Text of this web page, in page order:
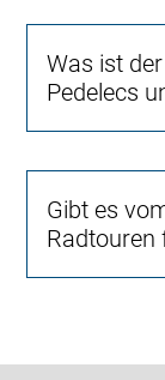
Was ist
Pedelecs
Gibt es
Radtouren